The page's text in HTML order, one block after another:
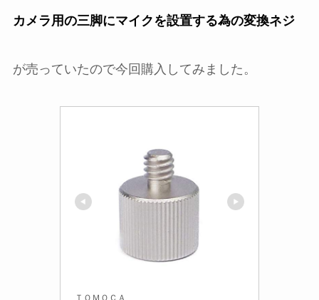
カメラ用の三脚にマイクを設置する為の変換ネジ
が売っていたので今回購入してみました。
ＴＯＭＯＣＡ